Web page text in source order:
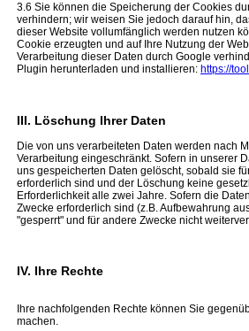
3.6 Sie können die Speicherung der Cookies
verhindern; wir weisen Sie jedoch darauf hin,
dieser Website vollumfänglich werden nutzen
Cookie erzeugten und auf Ihre Nutzung der
Verarbeitung dieser Daten durch Google
Plugin herunterladen und installieren: https://
III. Löschung Ihrer Daten
Die von uns verarbeiteten Daten werden nach
Verarbeitung eingeschränkt. Sofern in unserer
uns gespeicherten Daten gelöscht, sobald sie
erforderlich sind und der Löschung keine
Erforderlichkeit alle zwei Jahre. Sofern die
Zwecke erforderlich sind (z.B. Aufbewahrung
"gesperrt" und für andere Zwecke nicht
IV. Ihre Rechte
Ihre nachfolgenden Rechte können Sie
machen.